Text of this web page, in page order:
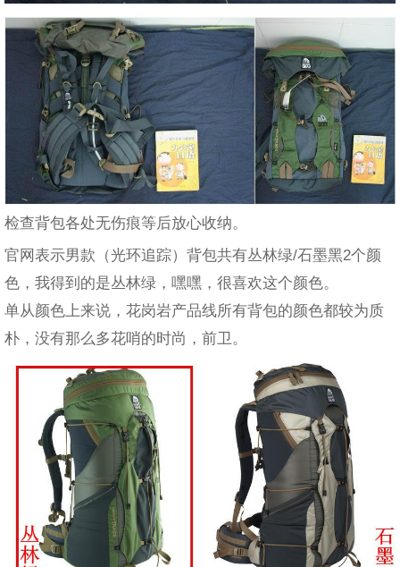
检查背包各处无伤痕等后放心收纳。
官网表示男款（光环追踪）背包共有丛林绿/石墨黑2个颜
色，我得到的是丛林绿，嘿嘿，很喜欢这个颜色。
单从颜色上来说，花岗岩产品线所有背包的颜色都较为质
朴，没有那么多花哨的时尚，前卫。